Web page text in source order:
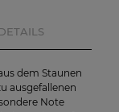
dem Staunen
ausgefallenen
Note